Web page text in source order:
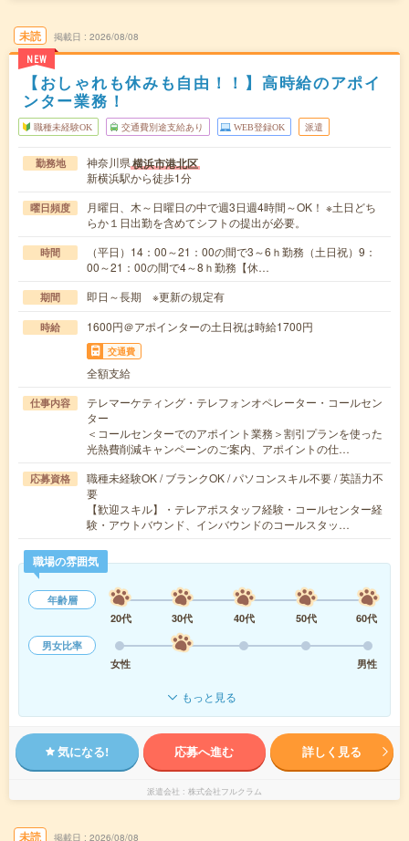
未読
NEW
掲載日 2026/08/08
【おしゃれも休みも自由！！】高時給のアポイ
ンター業務！
職種未経験OK 交通費別途支給あり WEB登録OK 派遣
勤務地 神奈川県横浜市港北区
新横浜駅から徒歩1分
曜日頻度
月曜日、木～日曜日の中で週3日週4時間～OK！ ※土日どち
らか１日出勤を含めてシフトの提出が必要。
時間
（平日）14：00～21：00の間で3～6ｈ勤務（土日祝）9：
00～21：00の間で4～8ｈ勤務【休…
期間 即日～長期 ※更新の規定有
時給 1600円＠アポインターの土日祝は時給1700円
交通費
全額支給
仕事内容
テレマーケティング・テレフォンオペレーター・コールセン
ター
＜コールセンターでのアポイント業務＞割引プランを使った
光熱費削減キャンペーンのご案内、アポイントの仕…
応募資格
職種未経験OK / ブランクOK / パソコンスキル不要 / 英語力不
要
【歓迎スキル】・テレアポスタッフ経験・コールセンター経
験・アウトバウンド、インバウンドのコールスタッ…
職場の雰囲気
年齢層
20代
30代 40代 50代
60代
男女比率
女性
男性
もっと見る
気になる! 応募へ進む 詳しく見る
派遣会社 株式会社フルクラム
未読 掲載日 2026/08/08